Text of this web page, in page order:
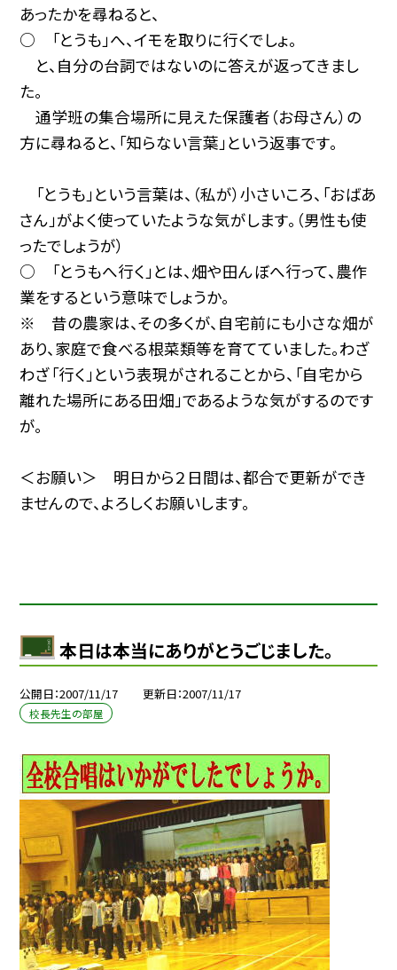
あったかを尋ねると、
○ 「とうも」へ、イモを取りに行くでしょ。
と、自分の台詞ではないのに答えが返ってきまし
た。
通学班の集合場所に見えた保護者（お母さん）の
方に尋ねると、「知らない言葉」という返事です。
「とうも」という言葉は、（私が）小さいころ、「おばあ
さん」がよく使っていたような気がします。（男性も使
ったでしょうが）
○ 「とうもへ行く」とは、畑や田んぼへ行って、農作
業をするという意味でしょうか。
※ 昔の農家は、その多くが、自宅前にも小さな畑が
あり、家庭で食べる根菜類等を育てていました。わざ
わざ「行く」という表現がされることから、「自宅から
離れた場所にある田畑」であるような気がするのです
が。
＜お願い＞ 明日から２日間は、都合で更新ができ
ませんので、よろしくお願いします。
本日は本当にありがとうごじました。
公開日 2007/11/17 更新日 2007/11/17
校長先生の部屋